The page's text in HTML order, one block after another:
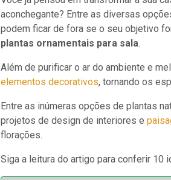
aconchegante? Entre as diversas
podem ficar de fora se o seu objetivo
plantas ornamentais para sala.
Além de purificar o ar do ambiente e
elementos decorativos, tornando os
Entre as inúmeras opções de plantas
projetos de design de interiores e
florações.
Siga a leitura do artigo para conferir 10